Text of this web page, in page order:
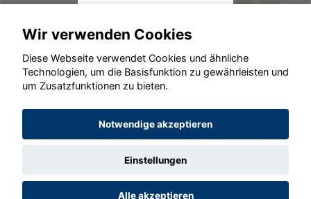
© konjunkturmotor.de GmbH 2020 - 2026
Wir verwenden Cookies
Diese Webseite verwendet Cookies und ähnliche
Technologien, um die Basisfunktion zu gewährleisten und
um Zusatzfunktionen zu bieten.
Notwendige akzeptieren
Einstellungen
Alle akzeptieren